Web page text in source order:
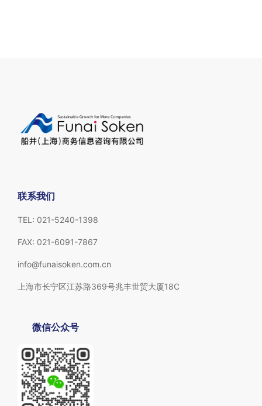
联系我们
TEL: 021-5240-1398
FAX: 021-6091-7867
info@funaisoken.com.cn
上海市长宁区江苏路369号兆丰世贸大厦18C
微信公众号